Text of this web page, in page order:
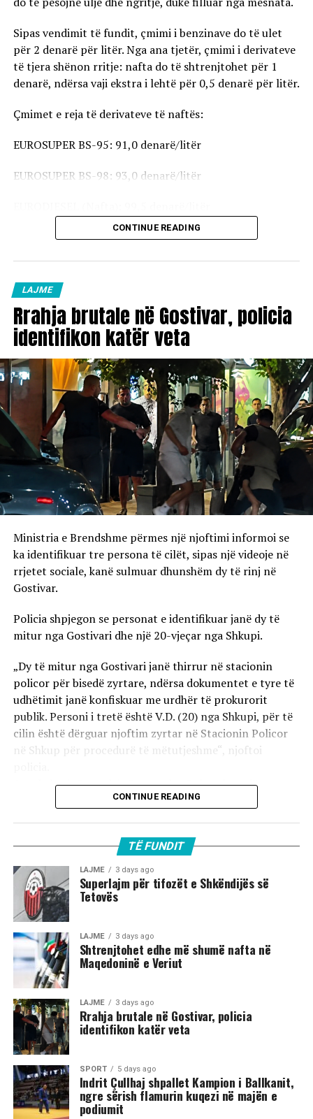
Sipas vendimit të fundit, çmimi i benzinave do të ulet
për 2 denarë për litër. Nga ana tjetër, çmimi i derivateve
të tjera shënon rritje: nafta do të shtrenjtohet për 1
denarë, ndërsa vaji ekstra i lehtë për 0,5 denarë për litër.
Çmimet e reja të derivateve të naftës:
EUROSUPER BS-95: 91,0 denarë/litër
EUROSUPER BS-98: 93,0 denarë/litër
Vaji ekstra i lehtë (EL-1): 98,5 denarë/litër
vlejnë në të gjitha pikat e karburanteve në vend.
CONTINUE READING
LAJME
Rrahja brutale në Gostivar, policia
identifikon katër veta
Ministria e Brendshme përmes një njoftimi informoi se
ka identifikuar tre persona të cilët, sipas një videoje në
rrjetet sociale, kanë sulmuar dhunshëm dy të rinj në
Gostivar.
Policia shpjegon se personat e identifikuar janë dy të
mitur nga Gostivari dhe një 20-vjeçar nga Shkupi.
„Dy të mitur nga Gostivari janë thirrur në stacionin
policor për bisedë zyrtare, ndërsa dokumentet e tyre të
udhëtimit janë konfiskuar me urdhër të prokurorit
publik. Personi i tretë është V.D. (20) nga Shkupi, për të
cilin është dërguar njoftim zyrtar në Stacionin Policor
në Shkup për procedurë të mëtutjeshme“, njoftoi
Ata theksojnë se ndaj të treve do të zbatohet një
procedurë e përshpejtuar para gjykatës sapo të
autoriteteve, sulmi ka ndodhur në orët e para të
mëngjesit të 2 gushtit në rrugën „Borçe Jovanoski“, ku
dy të rinj janë goditur me mjete dhe shkopinj druri.
Në rrjetet sociale u shfaq një video-incizim shqetësues
nga Gostivari, në të cilin shfaqet një përleshje e ashpër
fizike mes një grupi më të madh të rinjsh.
Sipas informacioneve të publikuara, gjatë rrahjes, njëri
nga djemtë është goditur në pjesën e kokës, pas së cilës
ka rënë në tokë dhe ka mbetur i palëvizshëm.
Përkundër faktit se po shtrihej në rrugë, në incizim
shihet se sulmi ka vazhduar me goditje të shumta ndaj
trupit të tij, gjë që ka shkaktuar reagime dhe dënime të
ashpra në rrjetet sociale.(INA)
CONTINUE READING
TË FUNDIT
LAJME 3 days ago
Superlajm për tifozët e Shkëndijës së
Tetovës
LAJME 3 days ago
Shtrenjtohet edhe më shumë nafta në
Maqedoninë e Veriut
LAJME 3 days ago
Rrahja brutale në Gostivar, policia
identifikon katër veta
SPORT 5 days ago
Indrit Çullhaj shpallet Kampion i Ballkanit,
ngre sërish flamurin kuqezi në majën e
podiumit